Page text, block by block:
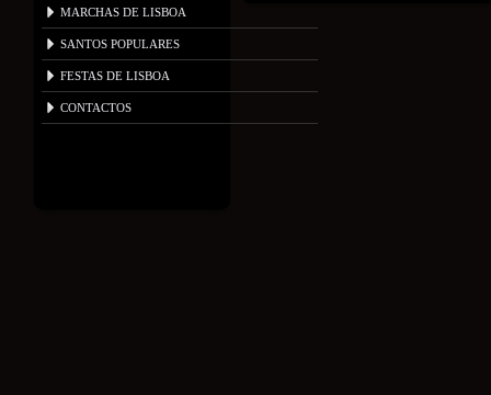
MARCHAS DE LISBOA
SANTOS POPULARES
FESTAS DE LISBOA
CONTACTOS